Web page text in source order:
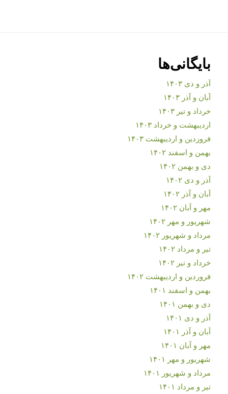
بایگانی‌ها
آذر و دی ۱۴۰۳
آبان و آذر ۱۴۰۳
خرداد و تیر ۱۴۰۳
اردیبهشت و خرداد ۱۴۰۳
فروردین و اردیبهشت ۱۴۰۳
بهمن و اسفند ۱۴۰۲
دی و بهمن ۱۴۰۲
آذر و دی ۱۴۰۲
آبان و آذر ۱۴۰۲
مهر و آبان ۱۴۰۲
شهریور و مهر ۱۴۰۲
مرداد و شهریور ۱۴۰۲
تیر و مرداد ۱۴۰۲
خرداد و تیر ۱۴۰۲
فروردین و اردیبهشت ۱۴۰۲
بهمن و اسفند ۱۴۰۱
دی و بهمن ۱۴۰۱
آذر و دی ۱۴۰۱
آبان و آذر ۱۴۰۱
مهر و آبان ۱۴۰۱
شهریور و مهر ۱۴۰۱
مرداد و شهریور ۱۴۰۱
تیر و مرداد ۱۴۰۱